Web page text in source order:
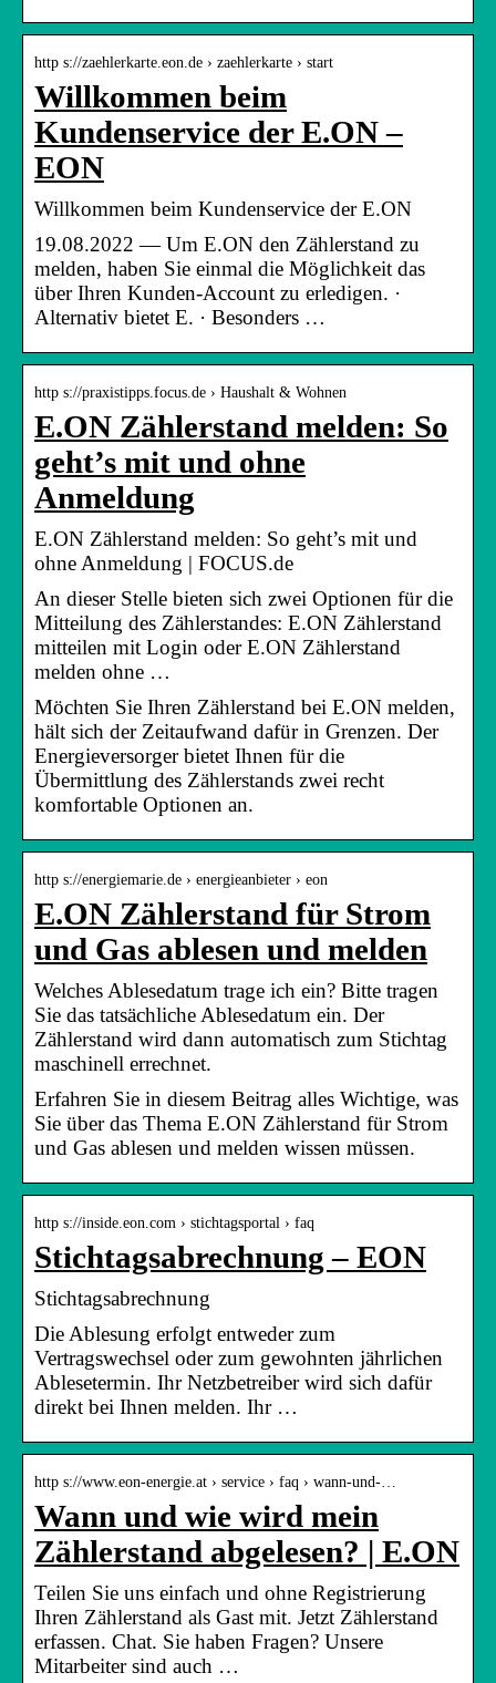
http s://zaehlerkarte.eon.de › zaehlerkarte › start
Willkommen beim
Kundenservice der E.ON –
EON
Willkommen beim Kundenservice der E.ON
19.08.2022 — Um E.ON den Zählerstand zu
melden, haben Sie einmal die Möglichkeit das
über Ihren Kunden-Account zu erledigen. ·
Alternativ bietet E. · Besonders …
http s://praxistipps.focus.de › Haushalt & Wohnen
E.ON Zählerstand melden: So
geht’s mit und ohne
Anmeldung
E.ON Zählerstand melden: So geht’s mit und
ohne Anmeldung | FOCUS.de
An dieser Stelle bieten sich zwei Optionen für die
Mitteilung des Zählerstandes: E.ON Zählerstand
mitteilen mit Login oder E.ON Zählerstand
melden ohne …
Möchten Sie Ihren Zählerstand bei E.ON melden,
hält sich der Zeitaufwand dafür in Grenzen. Der
Energieversorger bietet Ihnen für die
Übermittlung des Zählerstands zwei recht
komfortable Optionen an.
http s://energiemarie.de › energieanbieter › eon
E.ON Zählerstand für Strom
und Gas ablesen und melden
Welches Ablesedatum trage ich ein? Bitte tragen
Sie das tatsächliche Ablesedatum ein. Der
Zählerstand wird dann automatisch zum Stichtag
maschinell errechnet.
Erfahren Sie in diesem Beitrag alles Wichtige, was
Sie über das Thema E.ON Zählerstand für Strom
und Gas ablesen und melden wissen müssen.
http s://inside.eon.com › stichtagsportal › faq
Stichtagsabrechnung – EON
Stichtagsabrechnung
Die Ablesung erfolgt entweder zum
Vertragswechsel oder zum gewohnten jährlichen
Ablesetermin. Ihr Netzbetreiber wird sich dafür
direkt bei Ihnen melden. Ihr …
http s://www.eon-energie.at › service › faq › wann-und-…
Wann und wie wird mein
Zählerstand abgelesen? | E.ON
Teilen Sie uns einfach und ohne Registrierung
Ihren Zählerstand als Gast mit. Jetzt Zählerstand
erfassen. Chat. Sie haben Fragen? Unsere
Mitarbeiter sind auch …